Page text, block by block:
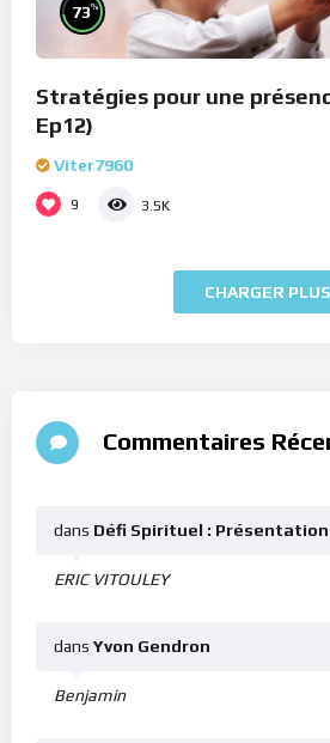
73%
Stratégies pour une présence
Ep12)
Viter7960
9 3.5K
CHARGER PLUS
Commentaires
ERIC VITOULEY
dans Défi Spirituel : Présentation
Benjamin
dans Yvon Gendron